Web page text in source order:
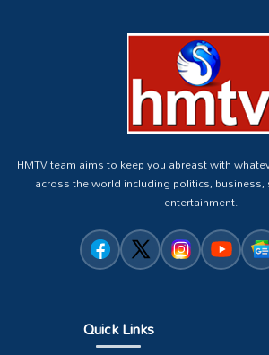
HMTV team aims to keep you abreast with
across the world including politics,
entertainment.
Quick Links